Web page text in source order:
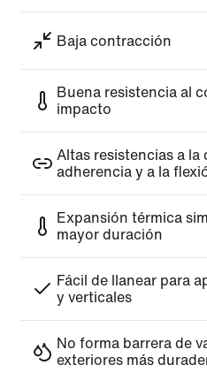
Baja contracción
Buena resistencia al
impacto
Altas resistencias a la
adherencia y a la
Expansión térmica
mayor duración
Fácil de llanear para
y verticales
No forma barrera de
exteriores más